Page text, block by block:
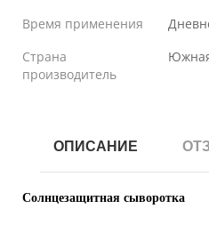
Время применения
Страна
производитель
ОПИСАНИЕ
Солнцезащитная сыворотка